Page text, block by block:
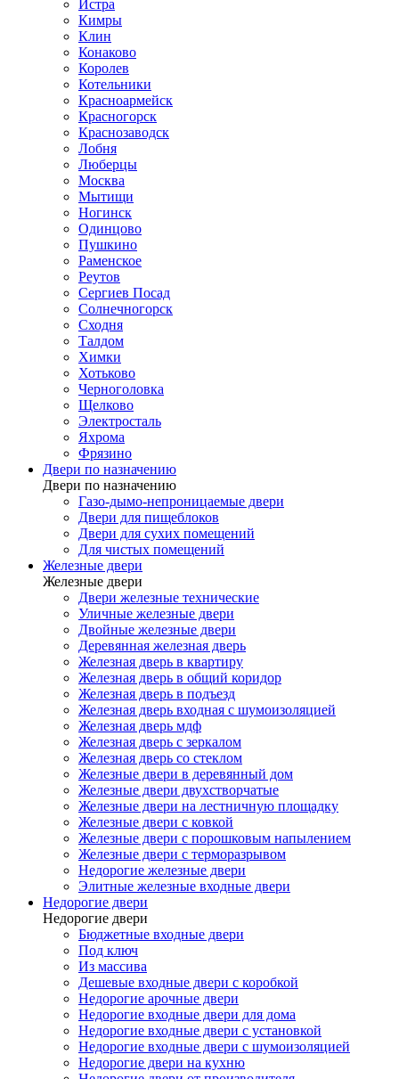
Истра
Кимры
Клин
Конаково
Королев
Котельники
Красноармейск
Красногорск
Краснозаводск
Лобня
Люберцы
Москва
Мытищи
Ногинск
Одинцово
Пушкино
Раменское
Реутов
Сергиев Посад
Солнечногорск
Сходня
Талдом
Химки
Хотьково
Черноголовка
Щелково
Электросталь
Яхрома
Фрязино
Двери по назначению
Двери по назначению
Газо-дымо-непроницаемые двери
Двери для пищеблоков
Двери для сухих помещений
Для чистых помещений
Железные двери
Железные двери
Двери железные технические
Уличные железные двери
Двойные железные двери
Деревянная железная дверь
Железная дверь в квартиру
Железная дверь в общий коридор
Железная дверь в подъезд
Железная дверь входная с шумоизоляцией
Железная дверь мдф
Железная дверь с зеркалом
Железная дверь со стеклом
Железные двери в деревянный дом
Железные двери двухстворчатые
Железные двери на лестничную площадку
Железные двери с ковкой
Железные двери с порошковым напылением
Железные двери с терморазрывом
Недорогие железные двери
Элитные железные входные двери
Недорогие двери
Недорогие двери
Бюджетные входные двери
Под ключ
Из массива
Дешевые входные двери с коробкой
Недорогие арочные двери
Недорогие входные двери для дома
Недорогие входные двери с установкой
Недорогие входные двери с шумоизоляцией
Недорогие двери на кухню